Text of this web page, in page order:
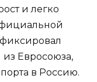
и легко
из Евросоюза,
в Россию.